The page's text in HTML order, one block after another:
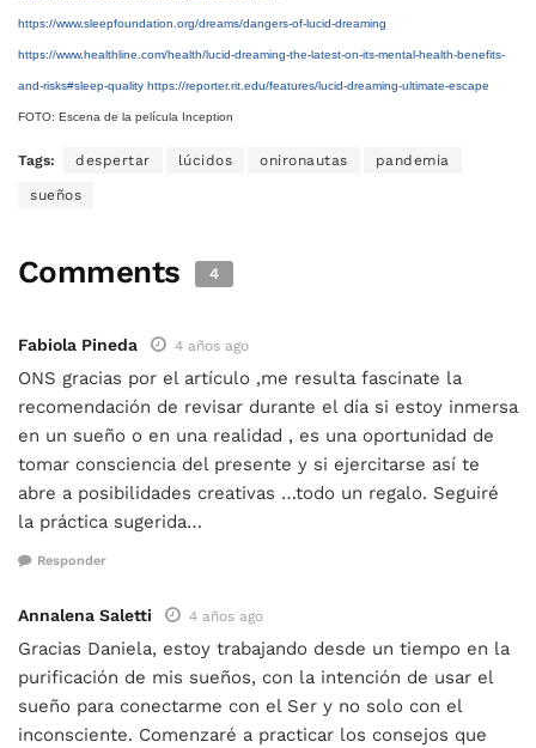
https://www.sleepfoundation.org/dreams/dangers-of-lucid-dreaming
https://www.healthline.com/health/lucid-dreaming-the-latest-on-its-mental-health-benefits-
and-risks#sleep-quality https://reporter.rit.edu/features/lucid-dreaming-ultimate-escape
FOTO: Escena de la película Inception
Tags: despertar lúcidos onironautas pandemia
sueños
Comments 4
Fabiola Pineda 4 años ago
ONS gracias por el artículo ,me resulta fascinate la
recomendación de revisar durante el día si estoy inmersa
en un sueño o en una realidad , es una oportunidad de
tomar consciencia del presente y si ejercitarse así te
abre a posibilidades creativas …todo un regalo. Seguiré
la práctica sugerida…
Responder
Annalena Saletti 4 años ago
Gracias Daniela, estoy trabajando desde un tiempo en la
purificación de mis sueños, con la intención de usar el
sueño para conectarme con el Ser y no solo con el
inconsciente. Comenzaré a practicar los consejos que